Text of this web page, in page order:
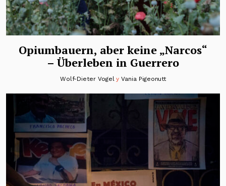
Opiumbauern, aber keine „Narcos“
– Überleben in Guerrero
Wolf-Dieter VogelyVania Pigeonutt